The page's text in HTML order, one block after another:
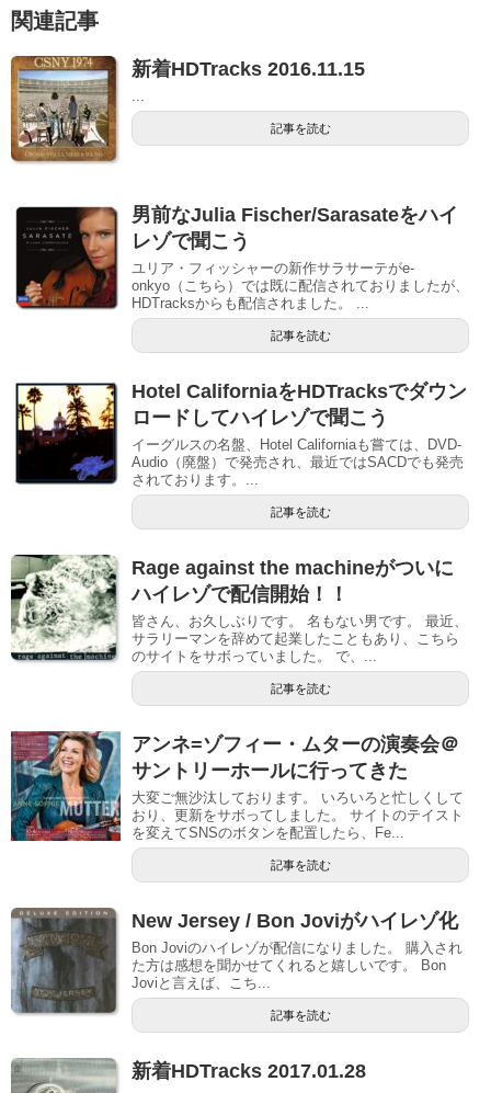
関連記事
新着HDTracks 2016.11.15
記事を読む
男前なJulia Fischer/Sarasateをハイ
レゾで聞こう
ユリア・フィッシャーの新作サラサーテがe-
onkyo（こちら）では既に配信されておりましたが、
HDTracksからも配信されました。 ...
記事を読む
Hotel CaliforniaをHDTracksでダウン
ロードしてハイレゾで聞こう
イーグルスの名盤、Hotel Californiaも嘗ては、DVD-
Audio（廃盤）で発売され、最近ではSACDでも発売
されております。...
記事を読む
Rage against the machineがついに
ハイレゾで配信開始！！
皆さん、お久しぶりです。 名もない男です。 最近、
サラリーマンを辞めて起業したこともあり、こちら
のサイトをサボっていました。 で、...
記事を読む
アンネ=ゾフィー・ムターの演奏会＠
サントリーホールに行ってきた
大変ご無沙汰しております。 いろいろと忙しくして
おり、更新をサボってしました。 サイトのテイスト
を変えてSNSのボタンを配置したら、Fe...
記事を読む
New Jersey / Bon Joviがハイレゾ化
Bon Joviのハイレゾが配信になりました。 購入され
た方は感想を聞かせてくれると嬉しいです。 Bon
Joviと言えば、こち...
記事を読む
新着HDTracks 2017.01.28